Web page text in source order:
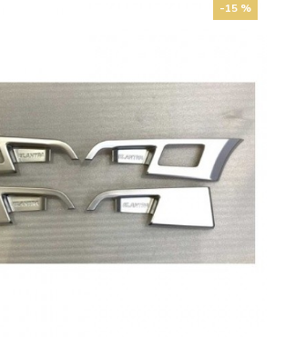
-15 %